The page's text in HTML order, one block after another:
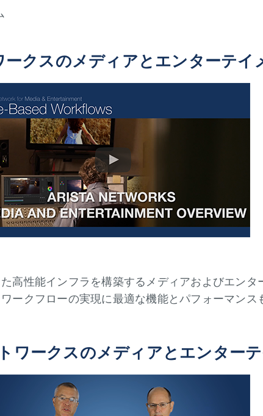
ークスのメディアとエンターテイ
高性能インフラを構築するメディアおよびエンタ
ークフローの実現に最適な機能とパフォーマンス
ワークスのメディアとエンター